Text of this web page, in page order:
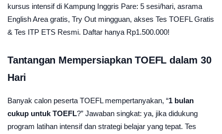
kursus intensif di Kampung Inggris Pare: 5 sesi/hari, asrama
English Area gratis, Try Out mingguan, akses Tes TOEFL Gratis
& Tes ITP ETS Resmi. Daftar hanya Rp1.500.000!
Tantangan Mempersiapkan TOEFL dalam 30
Hari
Banyak calon peserta TOEFL mempertanyakan, “1 bulan
cukup untuk TOEFL?” Jawaban singkat: ya, jika didukung
program latihan intensif dan strategi belajar yang tepat. Tes